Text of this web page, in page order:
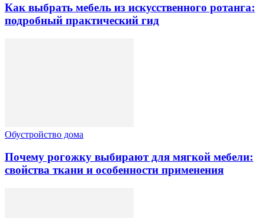
Как выбрать мебель из искусственного ротанга:
подробный практический гид
Обустройство дома
Почему рогожку выбирают для мягкой мебели:
свойства ткани и особенности применения